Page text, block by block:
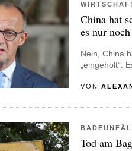
China hat
es nur
Nein, China
„eingeholt“.
VON
Tod am